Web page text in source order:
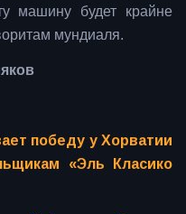
машину будет крайне
мундиаля.
победу у Хорватии
«Эль Класико